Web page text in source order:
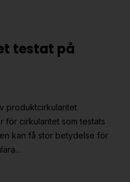
testat på
produktcirkularitet
för cirkularitet som testats
kan få stor betydelse för